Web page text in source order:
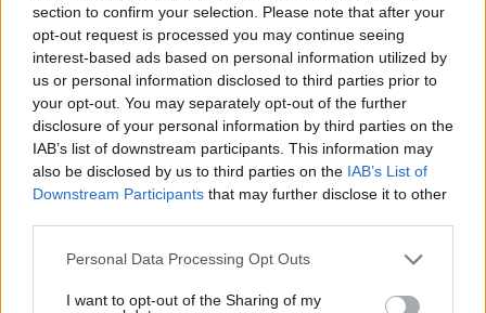
section to confirm your selection. Please note that after your
opt-out request is processed you may continue seeing
interest-based ads based on personal information utilized by
us or personal information disclosed to third parties prior to
your opt-out. You may separately opt-out of the further
disclosure of your personal information by third parties on the
IAB’s list of downstream participants. This information may
also be disclosed by us to third parties on the IAB’s List of
Downstream Participants that may further disclose it to other
Please note that this website/app uses one or more Google
not limited to your visit or usage behaviour. You may click to
Personal Data Processing Opt Outs
I want to opt-out of the Sharing of my
Τελικά πρέπει να περιμένουμε να χωνέψουμε για να
κολυμπήσουμε;
πριν 35 λεπτά
ΔΕΙΤΕ ΟΛΕΣ ΤΙΣ ΕΙΔΗΣΕΙΣ
ΤΑ ΠΙΟ ΔΗΜΟΦΙΛΗ